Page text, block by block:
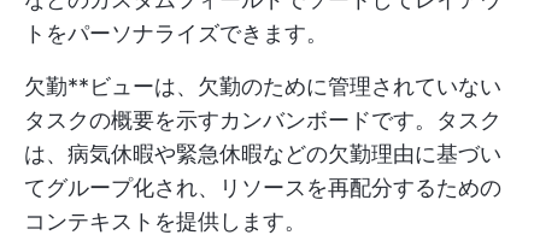
トをパーソナライズできます。
欠勤**ビューは、欠勤のために管理されていない
タスクの概要を示すカンバンボードです。タスク
は、病気休暇や緊急休暇などの欠勤理由に基づい
てグループ化され、リソースを再配分するための
コンテキストを提供します。